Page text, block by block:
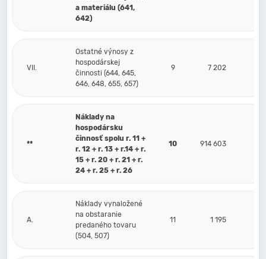
a materiálu (641,
642)
VII.
Ostatné výnosy z
hospodárskej
činnosti (644, 645,
646, 648, 655, 657)
9 7 202
**
Náklady na
hospodársku
činnosť spolu r. 11 +
r. 12 + r. 13 + r.14 + r.
15 + r. 20 + r. 21 + r.
24 + r. 25 + r. 26
10 914 603
A.
Náklady vynaložené
na obstaranie
predaného tovaru
(504, 507)
11 1 195